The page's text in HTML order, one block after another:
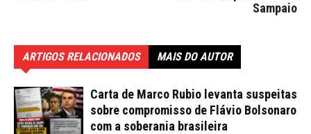
Sampaio
ARTIGOS RELACIONADOS MAIS DO AUTOR
Carta de Marco Rubio levanta suspeitas
sobre compromisso de Flávio Bolsonaro
com a soberania brasileira